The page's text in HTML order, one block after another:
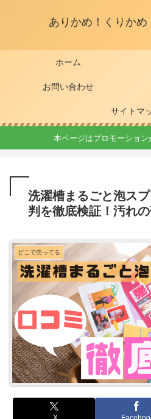
ありかめ！くりか
ホーム
お問い合わせ
サイトマ
本ページはプロモーション
洗濯槽まるごと泡ス
判を徹底検証！汚れ
どこで売ってる